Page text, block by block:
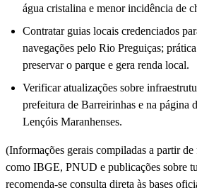
água cristalina e menor incidência de
Contratar guias locais credenciados
navegações pelo Rio Preguiças;
preservar o parque e gera renda local.
Verificar atualizações sobre
prefeitura de Barreirinhas e na página
Lençóis Maranhenses.
(Informações gerais compiladas a partir
como IBGE, PNUD e publicações sobre
recomenda-se consulta direta às bases